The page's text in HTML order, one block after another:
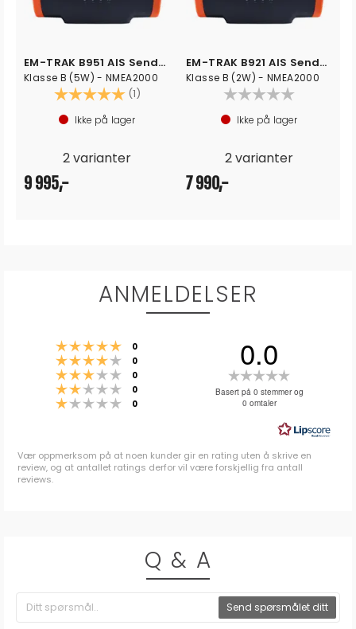
EM-TRAK B951 AIS Sender / Mottaker
Klasse B (5W) - NMEA2000
Karakter: (1)
Ikke på lager
2 varianter
9 995,-
EM-TRAK B921 AIS Sender/Mottaker
Klasse B (2W) - NMEA2000
Ikke på lager
2 varianter
7 990,-
ANMELDELSER
Karakter: 5 av 5 mulige
0
Karakter: 4 av 5 mulige
0
Karakter: 3 av 5 mulige
0
Karakter: 2 av 5 mulige
0
Karakter: 1 av 5 mulige
0
0.0
0.0
5
mulige
Basert på 0 stemmer og
0 omtaler
Vær oppmerksom på at noen kunder gir en rating uten å skrive en
review, og at antallet ratings derfor vil være forskjellig fra antall
reviews.
Q & A
Send spørsmålet ditt